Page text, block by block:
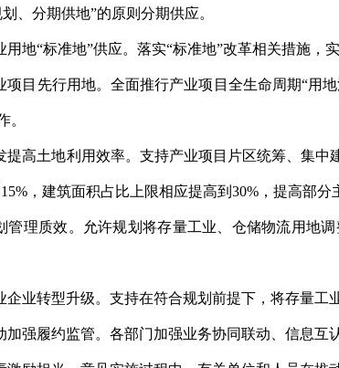
、分期供地”的原则分期供应。
用地“标准地”供应。落实“标准地”改革相关措施，实
项目先行用地。全面推行产业项目全生命周期“用
。
提高土地利用效率。支持产业项目片区统筹、集
，建筑面积占比上限相应提高到30%，提高部
管理质效。允许规划将存量工业、仓储物流用地
企业转型升级。支持在符合规划前提下，将存量工
加强履约监管。各部门加强业务协同联动、信息互